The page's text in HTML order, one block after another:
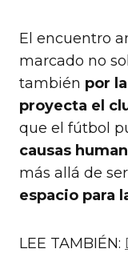
El encuentro
marcado no
también por
proyecta el
que el fútbol
causas
más allá de
espacio para
LEE TAMBIÉN: